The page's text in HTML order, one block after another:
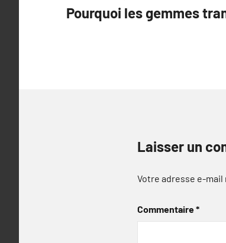
de
Pourquoi les gemmes
Laisser un
Votre adresse e-mail
Commentaire*